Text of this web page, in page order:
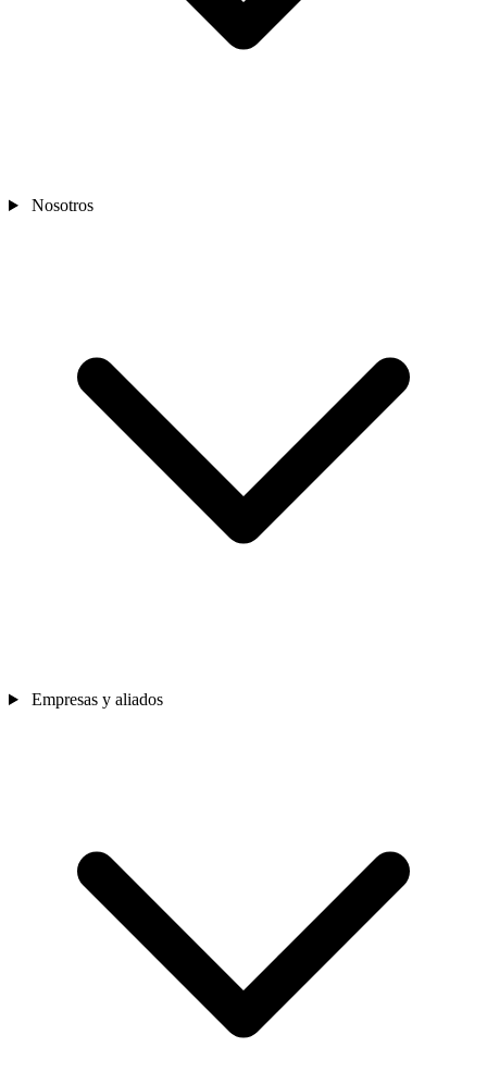
Nosotros
Empresas y aliados